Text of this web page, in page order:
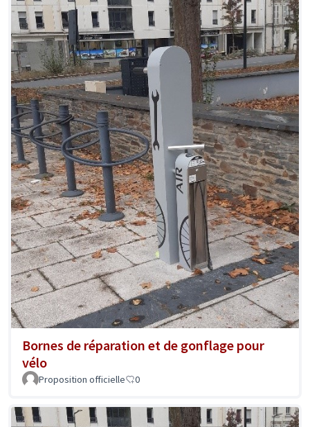
Bornes de réparation et de gonflage pour
vélo
Proposition officielle 0